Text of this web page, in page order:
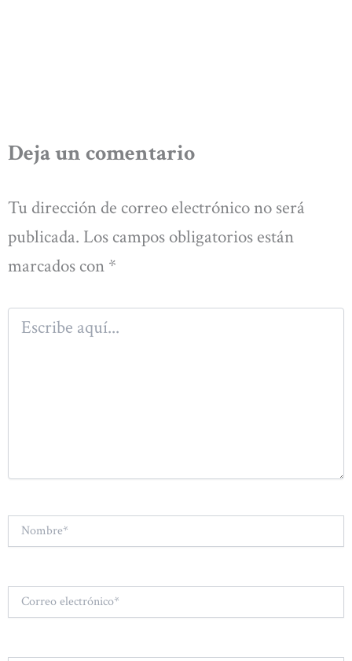
Deja un comentario
Tu dirección de correo electrónico no será
publicada. Los campos obligatorios están
marcados con *
Escribe
aquí...
Nombre*
Correo
electrónico*